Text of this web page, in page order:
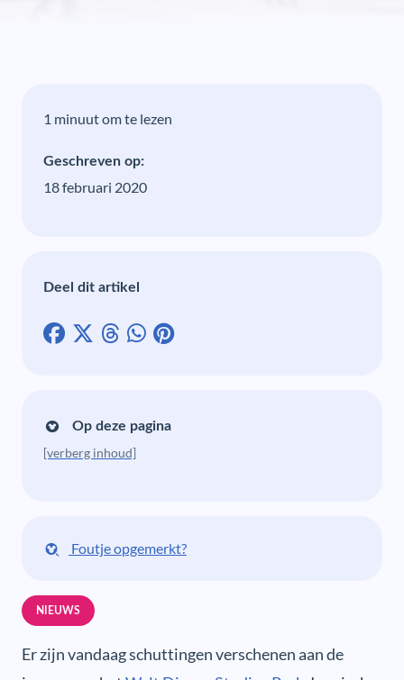
1 minuut om te lezen
Geschreven op:
18 februari 2020
Deel dit artikel
Op deze pagina
[verberg inhoud]
Foutje opgemerkt?
NIEUWS
Er zijn vandaag schuttingen verschenen aan de